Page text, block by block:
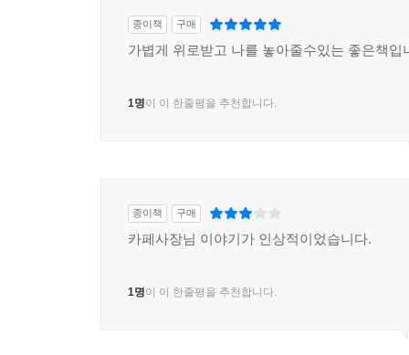
종이책 구매
가볍게 위로받고 나를 놓아줄수있는 좋은책입
1명이 이 한줄평을 추천합니다.
종이책 구매
카페사장님 이야기가 인상적이었습니다.
1명이 이 한줄평을 추천합니다.